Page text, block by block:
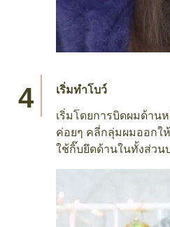
เริ่มทำโบว์
เริ่มโดยการบิดผมด้าน
ค่อยๆ คลี่กลุ่มผมออกใ
ใช้กิ๊บยึดด้านในทั้งส่วน